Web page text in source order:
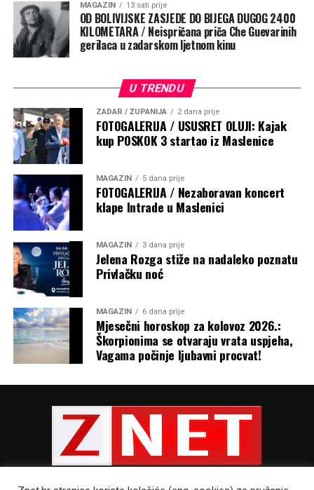
MAGAZIN 13 sati prije
OD BOLIVIJSKE ZASJEDE DO BIJEGA DUGOG 2400
KILOMETARA / Neispričana priča Che Guevarinih
gerilaca u zadarskom ljetnom kinu
U TRENDU
ZADAR / ŽUPANIJA 2 dana prije
FOTOGALERIJA / USUSRET OLUJI: Kajak
kup POSKOK 3 startao iz Maslenice
MAGAZIN 5 dana prije
FOTOGALERIJA / Nezaboravan koncert
klape Intrade u Maslenici
MAGAZIN 3 dana prije
Jelena Rozga stiže na nadaleko poznatu
Privlačku noć
MAGAZIN 6 dana prije
Mjesečni horoskop za kolovoz 2026.:
Škorpionima se otvaraju vrata uspjeha,
Vagama počinje ljubavni procvat!